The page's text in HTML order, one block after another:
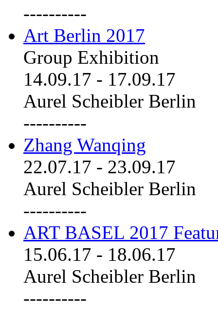
----------
Art Berlin 2017
Group Exhibition
14.09.17 - 17.09.17
Aurel Scheibler Berlin
----------
Zhang Wanqing
22.07.17 - 23.09.17
Aurel Scheibler Berlin
----------
ART BASEL 2017
15.06.17 - 18.06.17
Aurel Scheibler Berlin
----------